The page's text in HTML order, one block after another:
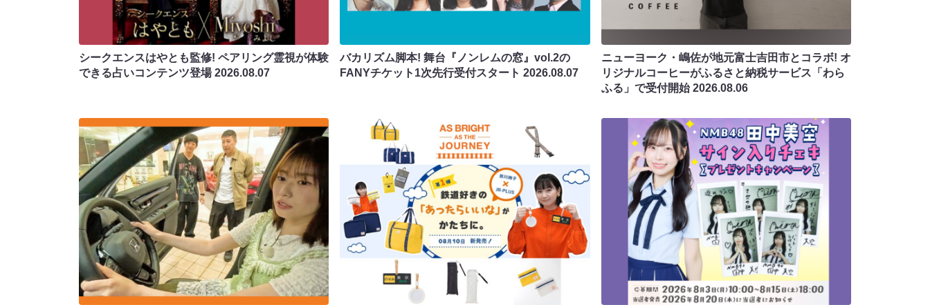
シークエンスはやとも監修! ペアリング霊視が体験
できる占いコンテンツ登場2026.08.07
バカリズム脚本! 舞台『ノンレムの窓』vol.2の
FANYチケット1次先行受付スタート2026.08.07
ニューヨーク・嶋佐が地元富士吉田市とコラボ! オ
リジナルコーヒーがふるさと納税サービス「わら
ふる」で受付開始2026.08.06